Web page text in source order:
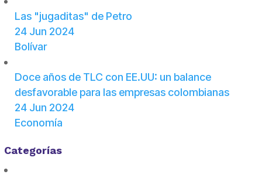
Las "jugaditas" de Petro
24 Jun 2024
Bolívar
Doce años de TLC con EE.UU: un balance
desfavorable para las empresas colombianas
24 Jun 2024
Economía
Categorías